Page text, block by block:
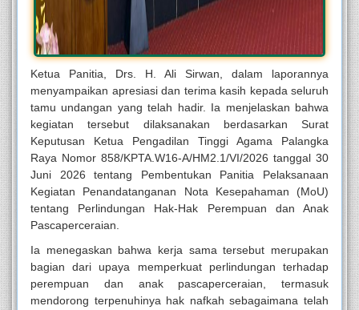
Ketua Panitia, Drs. H. Ali Sirwan, dalam laporannya
menyampaikan apresiasi dan terima kasih kepada seluruh
tamu undangan yang telah hadir. Ia menjelaskan bahwa
kegiatan tersebut dilaksanakan berdasarkan Surat
Keputusan Ketua Pengadilan Tinggi Agama Palangka
Raya Nomor 858/KPTA.W16-A/HM2.1/VI/2026 tanggal 30
Juni 2026 tentang Pembentukan Panitia Pelaksanaan
Kegiatan Penandatanganan Nota Kesepahaman (MoU)
tentang Perlindungan Hak-Hak Perempuan dan Anak
Pascaperceraian.
Ia menegaskan bahwa kerja sama tersebut merupakan
bagian dari upaya memperkuat perlindungan terhadap
perempuan dan anak pascaperceraian, termasuk
mendorong terpenuhinya hak nafkah sebagaimana telah